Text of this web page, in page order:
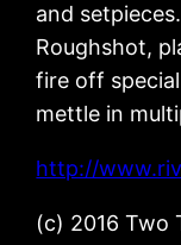
and
Roughshot,
fire off
mettle in
http://
(c) 2016 Two